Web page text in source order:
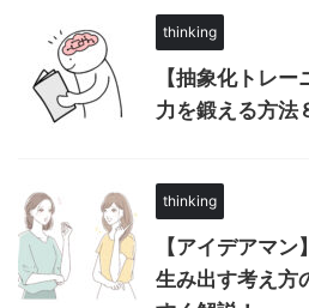
thinking
【抽象化トレ
力を鍛える方法
thinking
【アイデアマ
生み出す考え方